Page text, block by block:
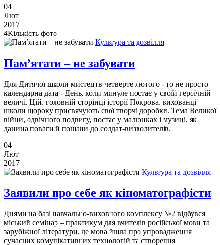
04
Лют
2017
4Кількість фото
Культура та дозвілля
Пам’ятати – не забувати
Для Дитячої школи мистецтв четверте лютого - то не просто
календарна дата - День, коли минуле постає у своїй героїчній
величі. Цій, головній сторінці історії Покрова, вихованці
школи щороку присвячують свої творчі доробки. Тема Великої
війни, одвічного подвигу, постає у малюнках і музиці, як
данина поваги й пошани до солдат-визволителів.
04
Лют
2017
Культура та дозвілля
Заявили про себе як кіноматографісти
Днями на базі навчально-виховного комплексу №2 відбувся
міський семінар – практикум для вчителів російської мови та
зарубіжної літератури, де мова йшла про упровадження
сучасних комунікативних технологій та створення